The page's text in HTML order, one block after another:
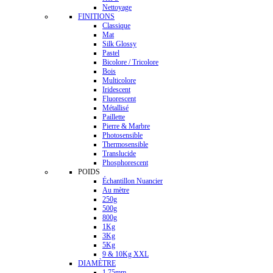
Nettoyage
FINITIONS
Classique
Mat
Silk Glossy
Pastel
Bicolore / Tricolore
Bois
Multicolore
Iridescent
Fluorescent
Métallisé
Paillette
Pierre & Marbre
Photosensible
Thermosensible
Translucide
Phosphorescent
POIDS
Échantillon Nuancier
Au mètre
250g
500g
800g
1Kg
3Kg
5Kg
9 & 10Kg XXL
DIAMÈTRE